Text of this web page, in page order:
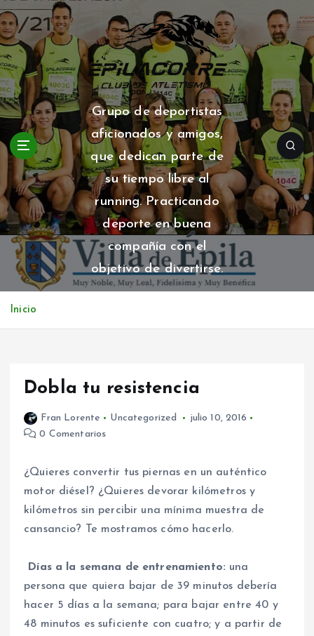
S
a
l
t
a
r
a
l
e
n
i
Grupo de deportistas
aficionados y amigos,
que dedican parte de
su tiempo libre al
running. Practicando
deporte en buena
compañía con el
objetivo de divertirse.
Inicio
Dobla tu resistencia
Fran Lorente Uncategorized
julio 10, 2016
0 Comentarios
¿Quieres convertir tus piernas en un auténtico
motor diésel? ¿Quieres devorar kilómetros y
kilómetros sin percibir una mínima muestra de
cansancio? Te mostramos cómo hacerlo.
Días a la semana de entrenamiento: una
persona que quiera bajar de 39 minutos debería
hacer 5 días a la semana; para bajar entre 40 y
48 minutos es suficiente con cuatro; y a partir de